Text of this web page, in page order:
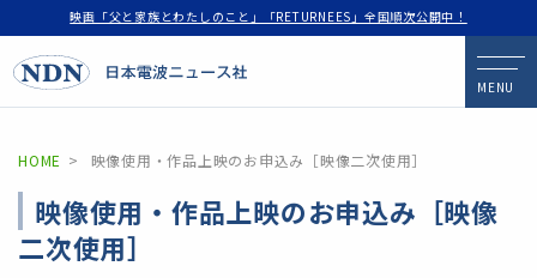
映画「父と家族とわたしのこと」「RETURNEES」全国順次公開中！
MENU
HOME 映像使用・作品上映のお申込み［映像二次使用］
映像使用・作品上映のお申込み［映像
二次使用］